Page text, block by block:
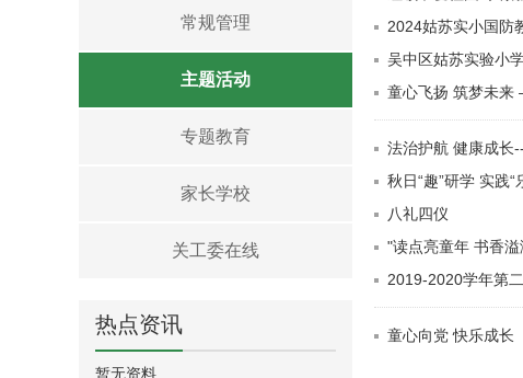
常规管理
主题活动
专题教育
家长学校
关工委在线
热点资讯
暂无资料
2024姑苏实小国防
吴中区姑苏实验小
童心飞扬 筑梦未来
法治护航 健康成长
秋日“趣”研学 实践“
八礼四仪
"读点亮童年 书香溢
2019-2020学年第
童心向党 快乐成长